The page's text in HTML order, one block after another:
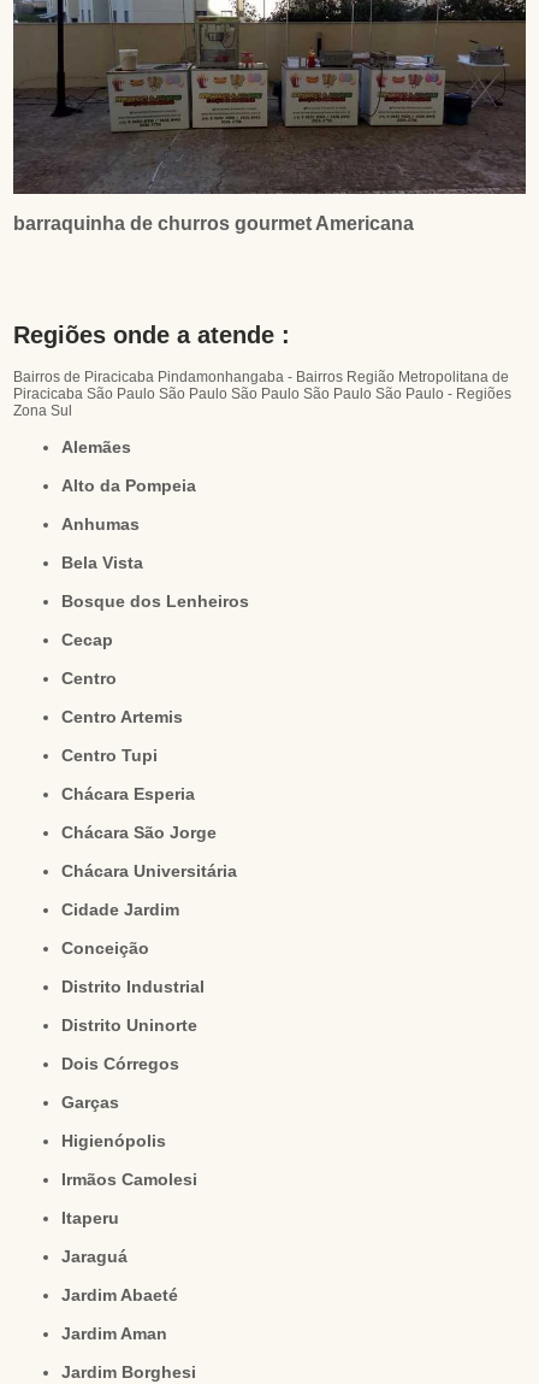
barraquinha de churros gourmet Americana
Regiões onde a atende :
Bairros de Piracicaba Pindamonhangaba - Bairros Região Metropolitana de
Piracicaba São Paulo São Paulo São Paulo São PauloSão Paulo - Regiões
Zona Sul
Alemães
Alto da Pompeia
Anhumas
Bela Vista
Bosque dos Lenheiros
Cecap
Centro
Centro Artemis
Centro Tupi
Chácara Esperia
Chácara São Jorge
Chácara Universitária
Cidade Jardim
Conceição
Distrito Industrial
Distrito Uninorte
Dois Córregos
Garças
Higienópolis
Irmãos Camolesi
Itaperu
Jaraguá
Jardim Abaeté
Jardim Aman
Jardim Borghesi